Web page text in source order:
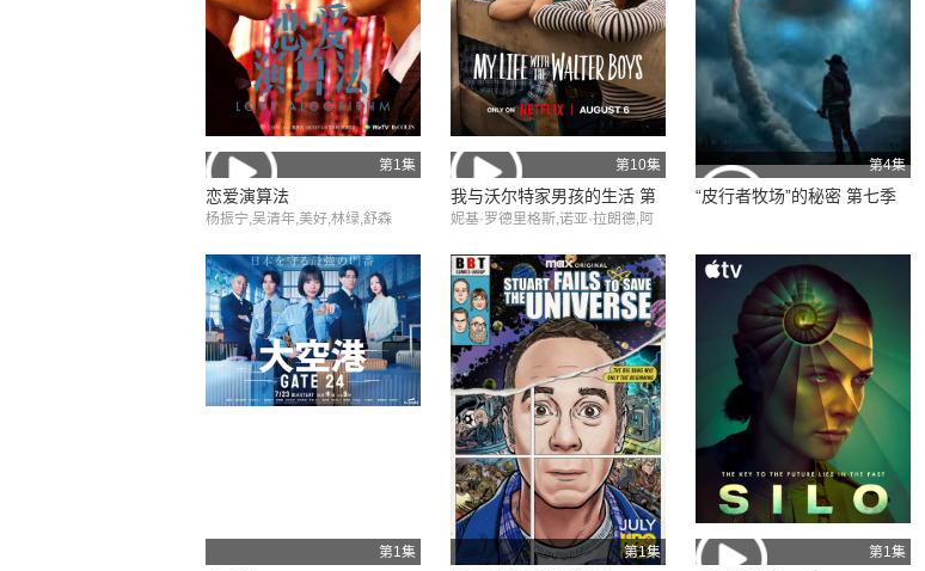
第1集
恋爱演算法
杨振宁,吴清年,美好,林绿,舒森
第10集
我与沃尔特家男孩的生活 第
妮基·罗德里格斯,诺亚·拉朗德,阿
第4集
“皮行者牧场”的秘密 第七季
第1集 第1集 第1集